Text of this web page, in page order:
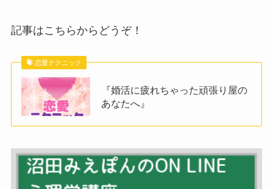
記事はこちらからどうぞ！
恋愛テクニック
『婚活に疲れちゃった頑張り屋の
あなたへ』